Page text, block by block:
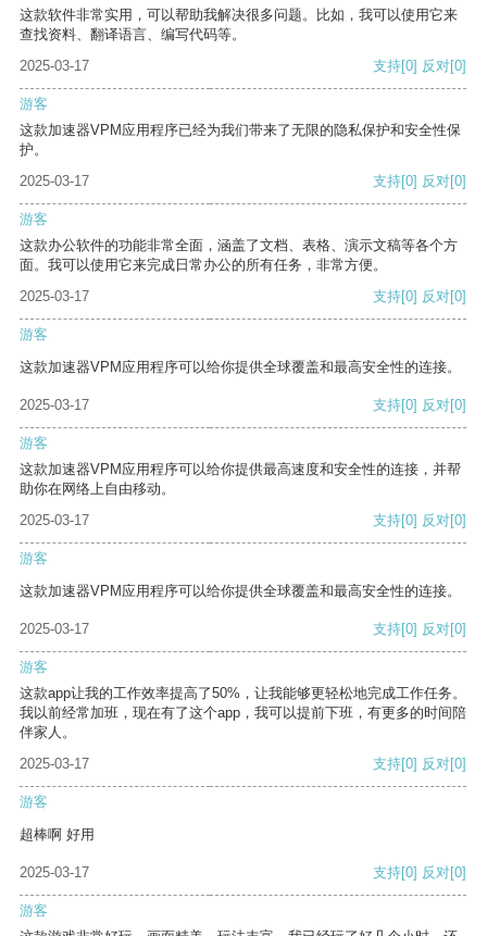
这款软件非常实用，可以帮助我解决很多问题。比如，我可以使用它来
查找资料、翻译语言、编写代码等。
2025-03-17
支持[0] 反对[0]
游客
这款加速器VPM应用程序已经为我们带来了无限的隐私保护和安全性保
护。
2025-03-17
支持[0] 反对[0]
游客
这款办公软件的功能非常全面，涵盖了文档、表格、演示文稿等各个方
面。我可以使用它来完成日常办公的所有任务，非常方便。
2025-03-17
支持[0] 反对[0]
游客
这款加速器VPM应用程序可以给你提供全球覆盖和最高安全性的连接。
2025-03-17 支持[0] 反对[0]
游客
这款加速器VPM应用程序可以给你提供最高速度和安全性的连接，并帮
助你在网络上自由移动。
2025-03-17
支持[0] 反对[0]
游客
这款加速器VPM应用程序可以给你提供全球覆盖和最高安全性的连接。
2025-03-17 支持[0] 反对[0]
游客
这款app让我的工作效率提高了50%，让我能够更轻松地完成工作任务。
我以前经常加班，现在有了这个app，我可以提前下班，有更多的时间陪
伴家人。
2025-03-17
支持[0] 反对[0]
游客
超棒啊 好用
2025-03-17 支持[0] 反对[0]
游客